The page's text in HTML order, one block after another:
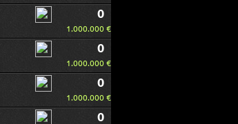
0
1.000.000 €
0
1.000.000 €
0
1.000.000 €
0